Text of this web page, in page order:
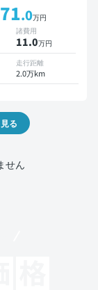
スマートキー
モニター 全方
突軽減
.0万円
諸費用
11.0万円
走行距離
2.0万km
る
せん